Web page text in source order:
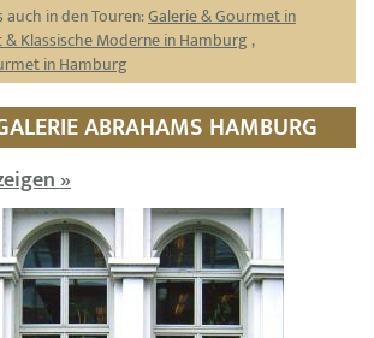
in den Touren:Galerie & Gourmet in
Klassische Moderne in Hamburg ,
in Hamburg
ABRAHAMS HAMBURG
»